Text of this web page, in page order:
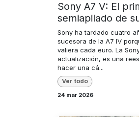
Sony A7 V: El
semiapilado de
Sony ha tardado cuatro
sucesora de la A7 IV
valiera cada euro. La
actualización, es una
hacer una cá...
Ver todo
24 mar 2026